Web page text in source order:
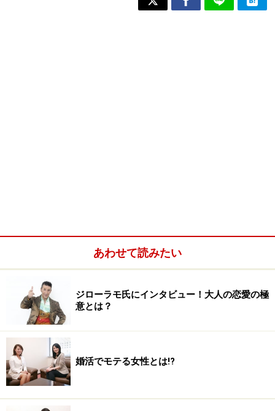
あわせて読みたい
ジローラモ氏にインタビュー！大人の恋愛の極
意とは？
婚活でモテる女性とは!?